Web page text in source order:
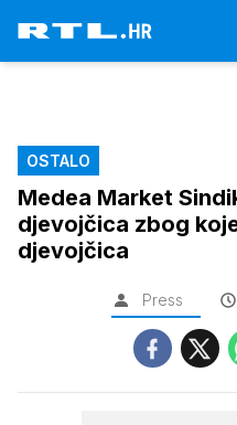
OSTALO
Medea Market
djevojčica zbog
djevojčica
Press